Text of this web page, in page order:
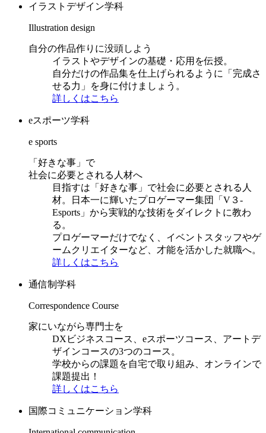
イラストデザイン学科
Illustration design
自分の作品作りに没頭しよう
イラストやデザインの基礎・応用を伝授。
自分だけの作品集を仕上げられるように「完成さ
せる力」を身に付けましょう。
詳しくはこちら
eスポーツ学科
e sports
「好きな事」で
社会に必要とされる人材へ
目指すは「好きな事」で社会に必要とされる人
材。日本一に輝いたプロゲーマー集団「V３-
Esports」から実戦的な技術をダイレクトに教わ
る。
プロゲーマーだけでなく、イベントスタッフやゲ
ームクリエイターなど、才能を活かした就職へ。
詳しくはこちら
通信制学科
Correspondence Course
家にいながら専門士を
DXビジネスコース、eスポーツコース、アートデ
ザインコースの3つのコース。
学校からの課題を自宅で取り組み、オンラインで
課題提出！
詳しくはこちら
国際コミュニケーション学科